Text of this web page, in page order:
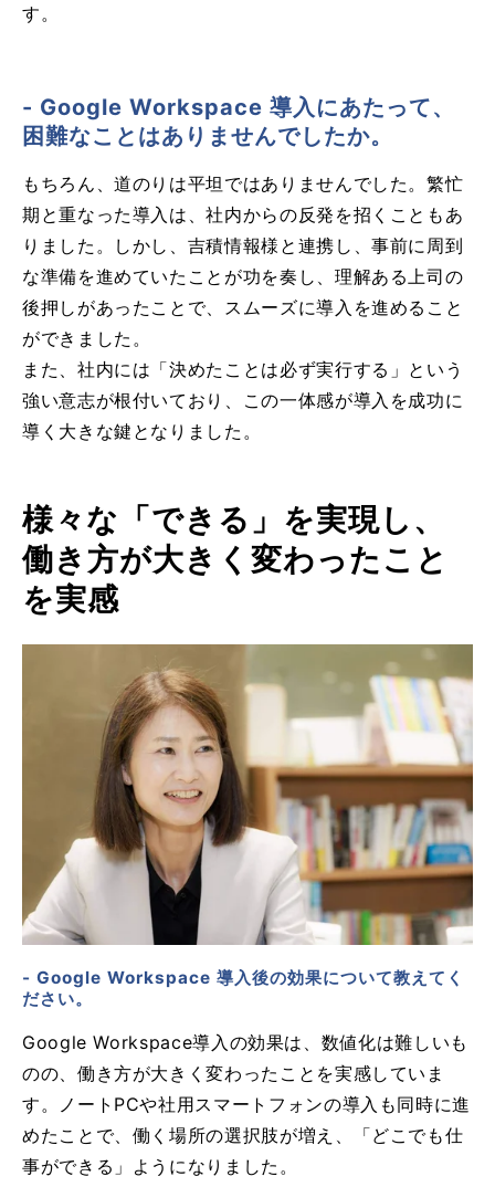
す。
- Google Workspace 導入にあたって、
困難なことはありませんでしたか。
もちろん、道のりは平坦ではありませんでした。繁忙
期と重なった導入は、社内からの反発を招くこともあ
りました。しかし、吉積情報様と連携し、事前に周到
な準備を進めていたことが功を奏し、理解ある上司の
後押しがあったことで、スムーズに導入を進めること
ができました。
また、社内には「決めたことは必ず実行する」という
強い意志が根付いており、この一体感が導入を成功に
導く大きな鍵となりました。
様々な「できる」を実現し、
働き方が大きく変わったこと
を実感
- Google Workspace 導入後の効果について教えてく
ださい。
Google Workspace導入の効果は、数値化は難しいも
のの、働き方が大きく変わったことを実感していま
す。ノートPCや社用スマートフォンの導入も同時に進
めたことで、働く場所の選択肢が増え、「どこでも仕
事ができる」ようになりました。